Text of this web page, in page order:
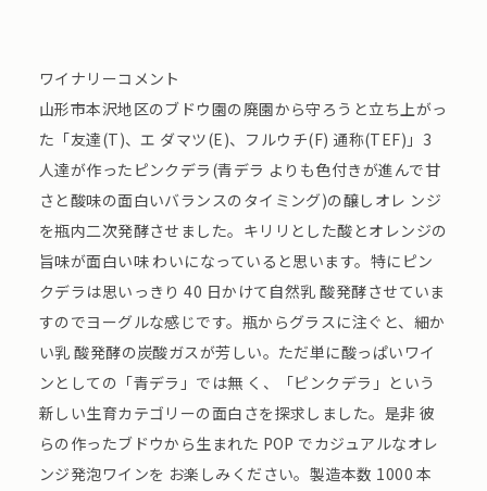
ワイナリーコメント
山形市本沢地区のブドウ園の廃園から守ろうと立ち上がっ
た「友達(T)、エ ダマツ(E)、フルウチ(F) 通称(TEF)」3
人達が作ったピンクデラ(⻘デラ よりも色付きが進んで甘
さと酸味の面白いバランスのタイミング)の醸しオレ ンジ
を瓶内二次発酵させました。キリリとした酸とオレンジの
旨味が面白い味 わいになっていると思います。特にピン
クデラは思いっきり 40 日かけて自然乳 酸発酵させていま
すのでヨーグルな感じです。瓶からグラスに注ぐと、細か
い乳 酸発酵の炭酸ガスが芳しい。ただ単に酸っぱいワイ
ンとしての「⻘デラ」では無 く、「ピンクデラ」という
新しい生育カテゴリーの面白さを探求しました。是非 彼
らの作ったブドウから生まれた POP でカジュアルなオレ
ンジ発泡ワインを お楽しみください。製造本数 1000 本